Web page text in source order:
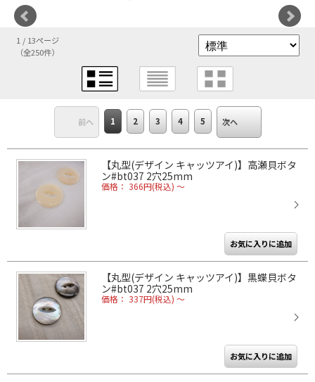
1 / 13ページ
（全250件）
前へ 1 2 3 4 5 次へ
【丸型(デザイン キャッツアイ)】高瀬貝ボタ
ン#bt037 2穴25mm
価格： 366円(税込) ～
【丸型(デザイン キャッツアイ)】黒蝶貝ボタ
ン#bt037 2穴25mm
価格： 337円(税込) ～